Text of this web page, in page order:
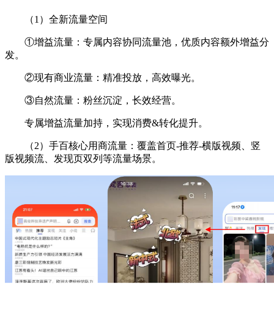
（1）全新流量空间
①增益流量：专属内容协同流量池，优质内容额外增益分
发。
②现有商业流量：精准投放，高效曝光。
③自然流量：粉丝沉淀，长效经营。
专属增益流量加持，实现消费&转化提升。
（2）手百核心用商流量：覆盖首页-推荐-横版视频、竖
版视频流、发现页双列等流量场景。